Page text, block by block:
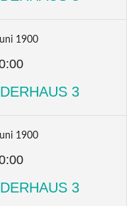
1900
3
1900
3